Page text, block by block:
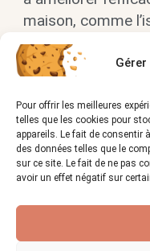
Pour offrir les meilleures
telles que les cookies pour
appareils. Le fait de consentir
des données telles que le
sur ce site. Le fait de ne pas
avoir un effet négatif sur
maison, comme
Vues :
1 168
Vous allez